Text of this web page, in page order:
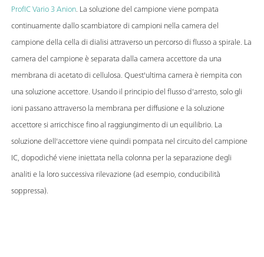
ProfIC Vario 3 Anion. La soluzione del campione viene pompata
continuamente dallo scambiatore di campioni nella camera del
campione della cella di dialisi attraverso un percorso di flusso a spirale. La
camera del campione è separata dalla camera accettore da una
membrana di acetato di cellulosa. Quest'ultima camera è riempita con
una soluzione accettore. Usando il principio del flusso d'arresto, solo gli
ioni passano attraverso la membrana per diffusione e la soluzione
accettore si arricchisce fino al raggiungimento di un equilibrio. La
soluzione dell'accettore viene quindi pompata nel circuito del campione
IC, dopodiché viene iniettata nella colonna per la separazione degli
analiti e la loro successiva rilevazione (ad esempio, conducibilità
soppressa).